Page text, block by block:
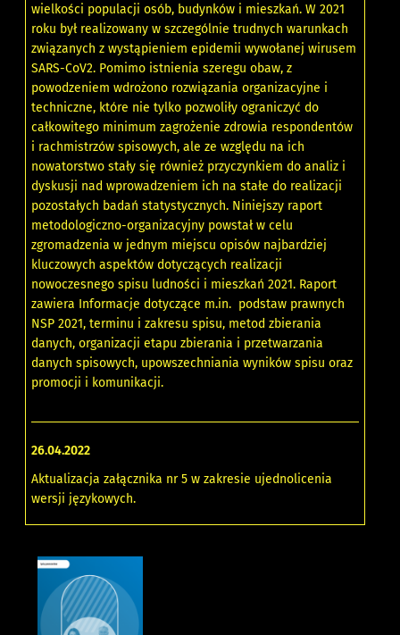
wielkości populacji osób, budynków i mieszkań. W 2021
roku był realizowany w szczególnie trudnych warunkach
związanych z wystąpieniem epidemii wywołanej wirusem
SARS-CoV2. Pomimo istnienia szeregu obaw, z
powodzeniem wdrożono rozwiązania organizacyjne i
techniczne, które nie tylko pozwoliły ograniczyć do
całkowitego minimum zagrożenie zdrowia respondentów
i rachmistrzów spisowych, ale ze względu na ich
nowatorstwo stały się również przyczynkiem do analiz i
dyskusji nad wprowadzeniem ich na stałe do realizacji
pozostałych badań statystycznych. Niniejszy raport
metodologiczno-organizacyjny powstał w celu
zgromadzenia w jednym miejscu opisów najbardziej
kluczowych aspektów dotyczących realizacji
nowoczesnego spisu ludności i mieszkań 2021. Raport
zawiera Informacje dotyczące m.in. podstaw prawnych
NSP 2021, terminu i zakresu spisu, metod zbierania
danych, organizacji etapu zbierania i przetwarzania
danych spisowych, upowszechniania wyników spisu oraz
promocji i komunikacji.
26.04.2022
Aktualizacja załącznika nr 5 w zakresie ujednolicenia
wersji językowych.